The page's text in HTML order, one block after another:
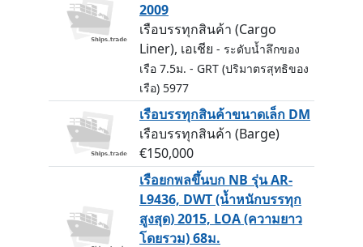
2009
เรือบรรทุกสินค้า (Cargo
Liner), เอเชีย - ระดับน้ำลึกของ
เรือ 7.5ม. - GRT (ปริมาตรสุทธิของ
เรือ) 5977
เรือบรรทุกสินค้าขนาดเล็ก DM
เรือบรรทุกสินค้า (Barge)
€150,000
เรือยกพลขึ้นบก NB รุ่น AR-
L9436, DWT (น้ำหนักบรรทุก
สูงสุด) 2015, LOA (ความยาว
โดยรวม) 68ม.